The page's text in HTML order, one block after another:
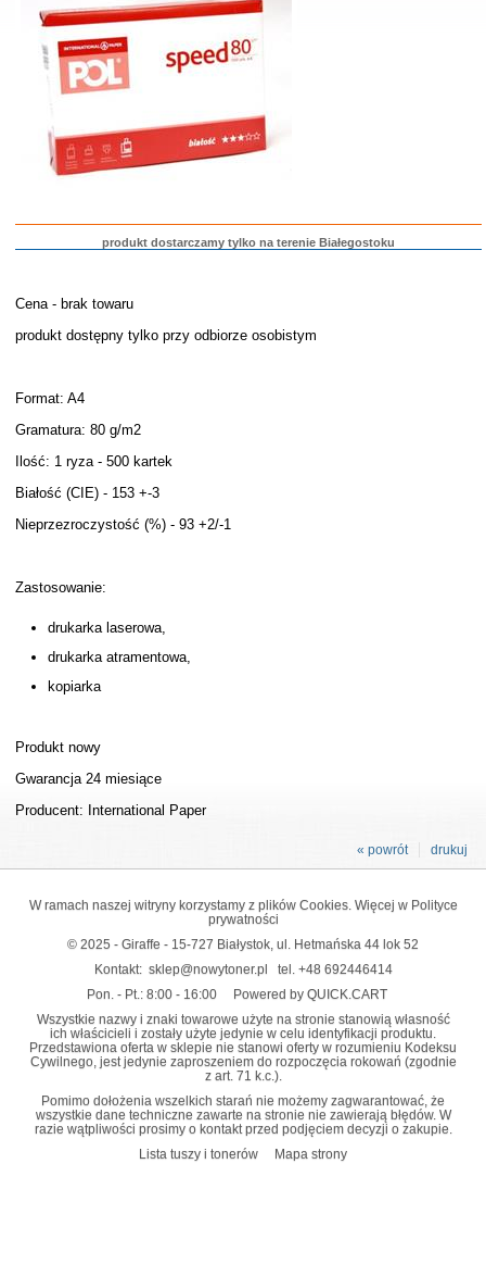
produkt dostarczamy tylko na terenie Białegostoku
Cena - brak towaru
produkt dostępny tylko przy odbiorze osobistym
Format: A4
Gramatura: 80 g/m2
Ilość: 1 ryza - 500 kartek
Białość (CIE) - 153 +-3
Nieprzezroczystość (%) - 93 +2/-1
Zastosowanie:
drukarka laserowa,
drukarka atramentowa,
kopiarka
Produkt nowy
Gwarancja 24 miesiące
Producent: International Paper
drukuj
« powrót
W ramach naszej witryny korzystamy z plików Cookies. Więcej w Polityce
prywatności
© 2025 - Giraffe - 15-727 Białystok, ul. Hetmańska 44 lok 52
Kontakt: sklep@nowytoner.pl tel. +48 692446414
Pon. - Pt.: 8:00 - 16:00
Powered by QUICK.CART
Wszystkie nazwy i znaki towarowe użyte na stronie stanowią własność
ich właścicieli i zostały użyte jedynie w celu identyfikacji produktu.
Przedstawiona oferta w sklepie nie stanowi oferty w rozumieniu Kodeksu
Cywilnego, jest jedynie zaproszeniem do rozpoczęcia rokowań (zgodnie
z art. 71 k.c.).
Pomimo dołożenia wszelkich starań nie możemy zagwarantować, że
wszystkie dane techniczne zawarte na stronie nie zawierają błędów. W
razie wątpliwości prosimy o kontakt przed podjęciem decyzji o zakupie.
Lista tuszy i tonerów
Mapa strony